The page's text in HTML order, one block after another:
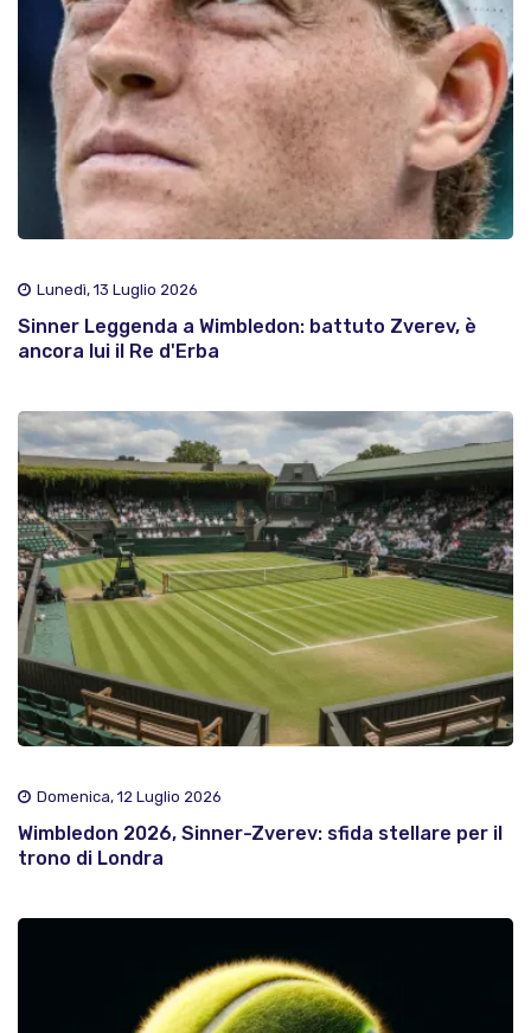
Lunedì, 13 Luglio 2026
Sinner Leggenda a Wimbledon: battuto Zverev, è
ancora lui il Re d'Erba
Domenica, 12 Luglio 2026
Wimbledon 2026, Sinner-Zverev: sfida stellare per il
trono di Londra